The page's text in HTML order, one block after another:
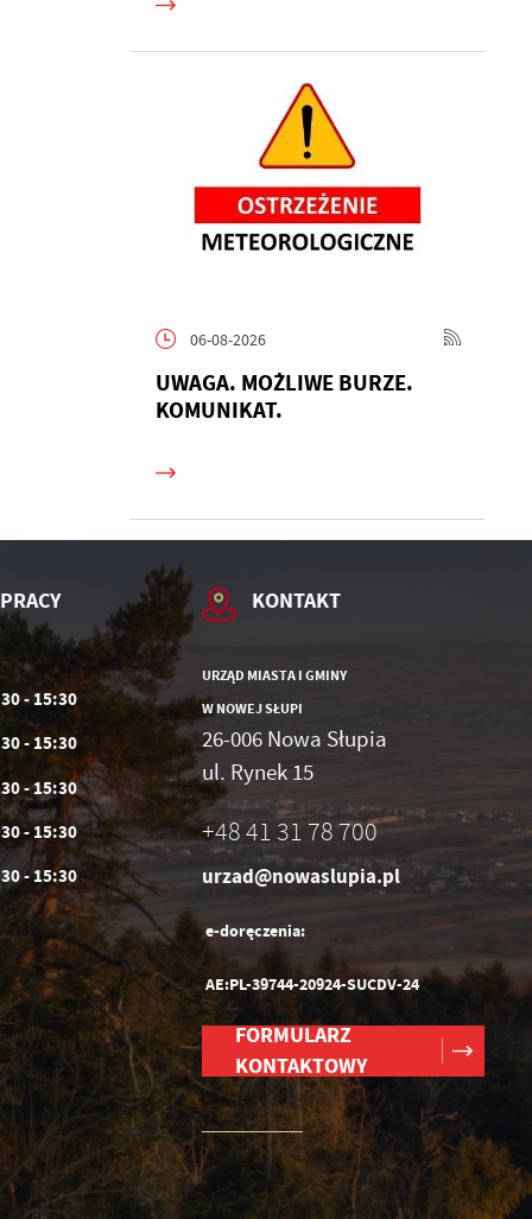
06-08-2026
UWAGA. MOŻLIWE BURZE.
KOMUNIKAT.
- 15:30
- 15:30
- 15:30
- 15:30
- 15:30
KONTAKT
URZĄD MIASTA I GMINY
W NOWEJ SŁUPI
26-006 Nowa Słupia
ul. Rynek 15
+48 41 31 78 700
urzad@nowaslupia.pl
e-doręczenia:
AE:PL-39744-20924-SUCDV-24
FORMULARZ
KONTAKTOWY